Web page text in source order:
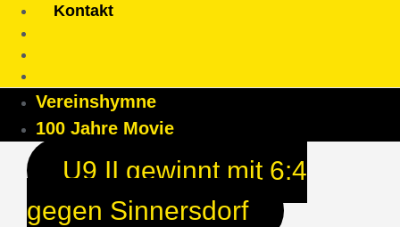
Kontakt
Vereinshymne
100 Jahre Movie
U9 II gewinnt mit 6:4
gegen Sinnersdorf